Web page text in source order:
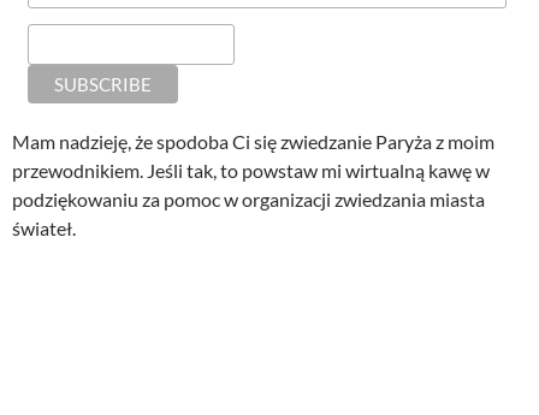
Mam nadzieję, że spodoba Ci się zwiedzanie Paryża z moim
przewodnikiem. Jeśli tak, to powstaw mi wirtualną kawę w
podziękowaniu za pomoc w organizacji zwiedzania miasta
świateł.